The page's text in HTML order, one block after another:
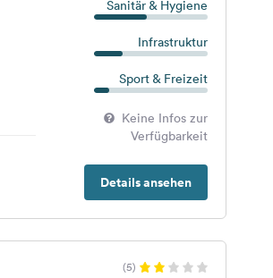
Sanitär & Hygiene
Infrastruktur
Sport & Freizeit
Keine Infos zur
Verfügbarkeit
Details ansehen
(5)